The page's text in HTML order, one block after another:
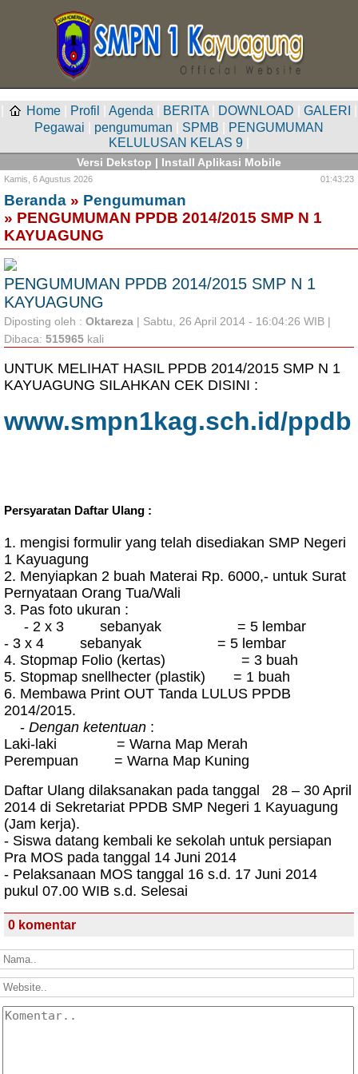
Home Profil Agenda BERITA DOWNLOAD GALERI
Pegawai
pengumuman SPMB
PENGUMUMAN
KELULUSAN KELAS 9
Versi Dekstop | Install Aplikasi Mobile
Kamis, 6 Agustus 2026 01:43:23
Beranda » Pengumuman
» PENGUMUMAN PPDB 2014/2015 SMP N 1
KAYUAGUNG
PENGUMUMAN PPDB 2014/2015 SMP N 1
KAYUAGUNG
Diposting oleh : Oktareza | Sabtu, 26 April 2014 - 16:04:26 WIB |
Dibaca: 515965 kali
UNTUK MELIHAT HASIL PPDB 2014/2015 SMP N 1
KAYUAGUNG SILAHKAN CEK DISINI :
www.smpn1kag.sch.id/ppdb
Persyaratan Daftar Ulang :
1. mengisi formulir yang telah disediakan SMP Negeri
1 Kayuagung
2. Menyiapkan 2 buah Materai Rp. 6000,- untuk Surat
Pernyataan Orang Tua/Wali
3. Pas foto ukuran :
- 2 x 3 sebanyak = 5 lembar
- 3 x 4 sebanyak = 5 lembar
4. Stopmap Folio (kertas) = 3 buah
5. Stopmap snellhecter (plastik) = 1 buah
6. Membawa Print OUT Tanda LULUS PPDB
2014/2015.
- Dengan ketentuan :
Laki-laki = Warna Map Merah
Perempuan = Warna Map Kuning
Daftar Ulang dilaksanakan pada tanggal 28 – 30 April
2014 di Sekretariat PPDB SMP Negeri 1 Kayuagung
(Jam kerja).
- Siswa datang kembali ke sekolah untuk persiapan
Pra MOS pada tanggal 14 Juni 2014
- Pelaksanaan MOS tanggal 16 s.d. 17 Juni 2014
pukul 07.00 WIB s.d. Selesai
0 komentar